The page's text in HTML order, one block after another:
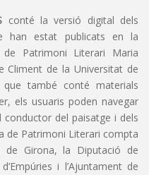
conté la versió digital dels
han estat publicats en la
Patrimoni Literari Maria
Climent de la Universitat de
també conté materials
els usuaris poden navegar
del paisatge i dels
de Patrimoni Literari compta
Girona, la Diputació de
i l’Ajuntament de